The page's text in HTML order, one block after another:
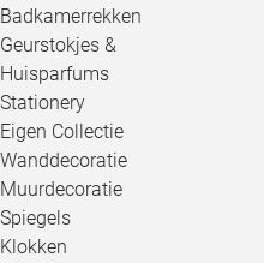
Badkamerrekken
Geurstokjes &
Huisparfums
Stationery
Eigen Collectie
Wanddecoratie
Muurdecoratie
Spiegels
Klokken